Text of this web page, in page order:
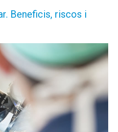
Beneficis, riscos i